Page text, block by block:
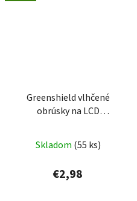
Greenshield vlhčené
obrúsky na LCD
Skladom (55 ks)
€2,98